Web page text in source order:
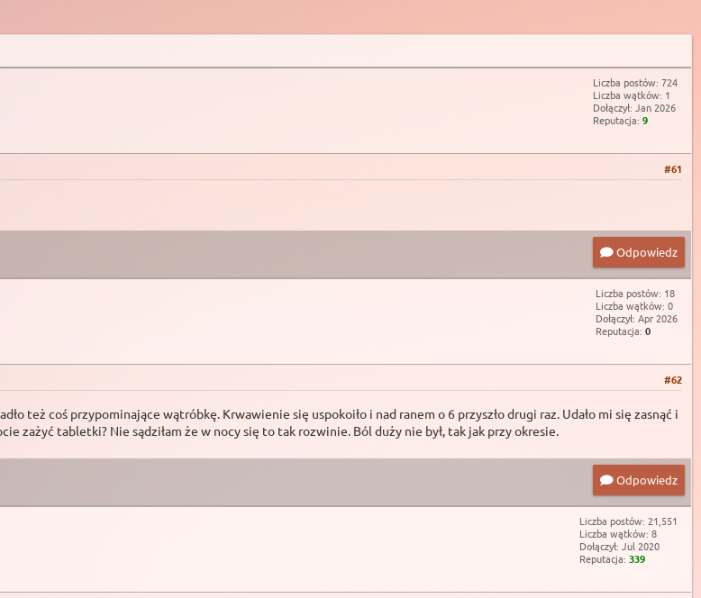
Liczba postów: 724
Liczba wątków: 1
Dołączył: Jan 2026
Reputacja: 9
#61
Odpowiedz
Liczba postów: 18
Liczba wątków: 0
Dołączył: Apr 2026
Reputacja: 0
#62
też coś przypominające wątróbkę. Krwawienie się uspokoiło i nad ranem o 6 przyszło drugi raz. Udało mi się zasnąć i
zażyć tabletki? Nie sądziłam że w nocy się to tak rozwinie. Ból duży nie był, tak jak przy okresie.
Odpowiedz
Liczba postów: 21,551
Liczba wątków: 8
Dołączył: Jul 2020
Reputacja: 339